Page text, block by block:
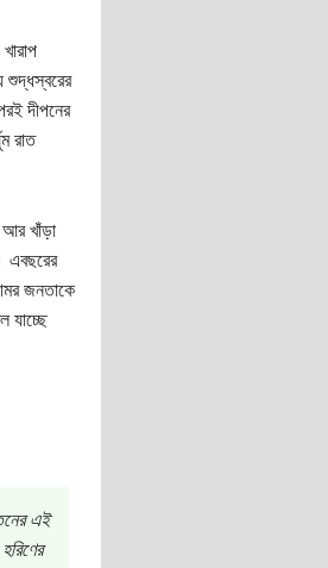
শুদ্ধস্বরের
দীপনের
রাত
খাঁড়া
এবছরের
জনতাকে
যাচ্ছে
এই